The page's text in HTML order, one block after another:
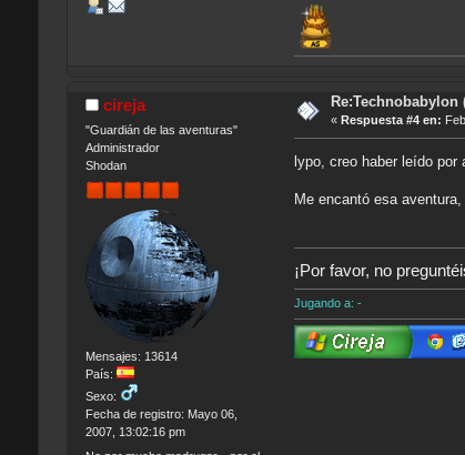
cireja
"Guardián de las aventuras"
Administrador
Shodan
Mensajes: 13614
País:
Sexo:
Fecha de registro: Mayo 06,
2007, 13:02:16 pm
« Respuesta #4 en:
lypo, creo haber leído
Me encantó esa
¡Por favor, no
Jugando a: -